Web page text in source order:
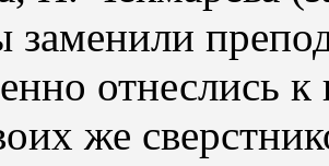
заменили
отнеслись
же